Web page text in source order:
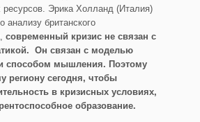
ресурсов. Эрика Холланд (Италия)
анализу британского
современный кризис не связан с
Он связан с моделью
способом мышления. Поэтому
региону сегодня, чтобы
в кризисных условиях,
образование.